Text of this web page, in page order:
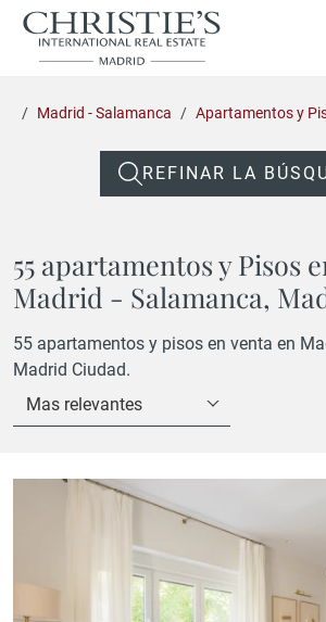
Madrid - Salamanca Apartamentos y
REFINAR LA
55 apartamentos y Pisos
Madrid - Salamanca,
55 apartamentos y pisos en venta en
Madrid Ciudad.
Mas relevantes